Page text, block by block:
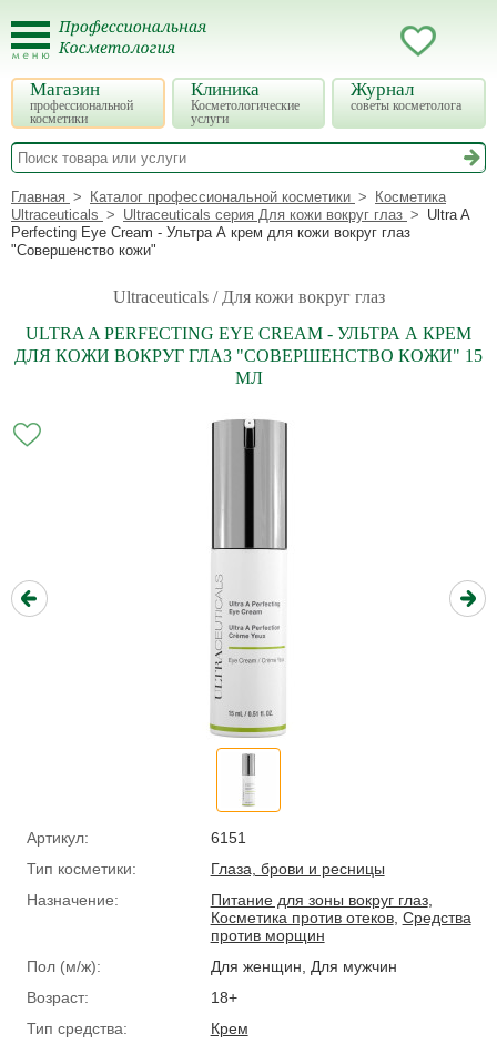
Магазин
профессиональной
косметики
Клиника
Косметологические
услуги
Журнал
советы косметолога
Главная Каталог профессиональной косметики
Косметика
Ultraceuticals
Ultraceuticals серия Для кожи вокруг глаз
Ultra A
Perfecting Eye Cream - Ультра А крем для кожи вокруг глаз
"Совершенство кожи"
Ultraceuticals / Для кожи вокруг глаз
ULTRA A PERFECTING EYE CREAM - УЛЬТРА А КРЕМ
ДЛЯ КОЖИ ВОКРУГ ГЛАЗ "СОВЕРШЕНСТВО КОЖИ" 15
МЛ
Артикул:
6151
Тип косметики:
Глаза, брови и ресницы
Назначение:
Питание для зоны вокруг глаз,
Косметика против отеков, Средства
против морщин
Пол (м/ж):
Для женщин, Для мужчин
Возраст:
18+
Тип средства:
Крем